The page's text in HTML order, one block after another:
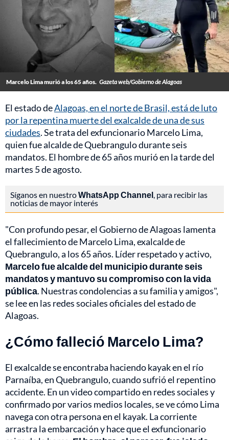
Marcelo Lima murió a los 65 años. Gazeta web/Gobierno de Alagoas
El estado deAlagoas, en el norte de Brasil, está de luto
por la repentina muerte del exalcalde de una de sus
ciudades. Se trata del exfuncionario Marcelo Lima,
quien fue alcalde de Quebrangulo durante seis
mandatos. El hombre de 65 años murió en la tarde del
martes 5 de agosto.
Síganos en nuestroWhatsApp Channel, para recibir las
noticias de mayor interés
"Con profundo pesar, el Gobierno de Alagoas lamenta
el fallecimiento de Marcelo Lima, exalcalde de
Quebrangulo, a los 65 años. Líder respetado y activo,
Marcelo fue alcalde del municipio durante seis
mandatos y mantuvo su compromiso con la vida
pública. Nuestras condolencias a su familia y amigos",
se lee en las redes sociales oficiales del estado de
Alagoas.
¿Cómo falleció Marcelo Lima?
El exalcalde se encontraba haciendo kayak en el río
Parnaíba, en Quebrangulo, cuando sufrió el repentino
accidente. En un video compartido en redes sociales y
confirmado por varios medios locales, se ve cómo Lima
navega con otra persona en el kayak. La corriente
arrastra la embarcación y hace que el exfuncionario